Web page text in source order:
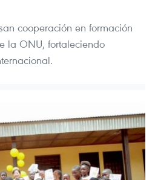
cooperación en formación
la ONU, fortaleciendo